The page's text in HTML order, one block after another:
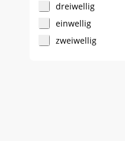
dreiwellig
einwellig
zweiwellig